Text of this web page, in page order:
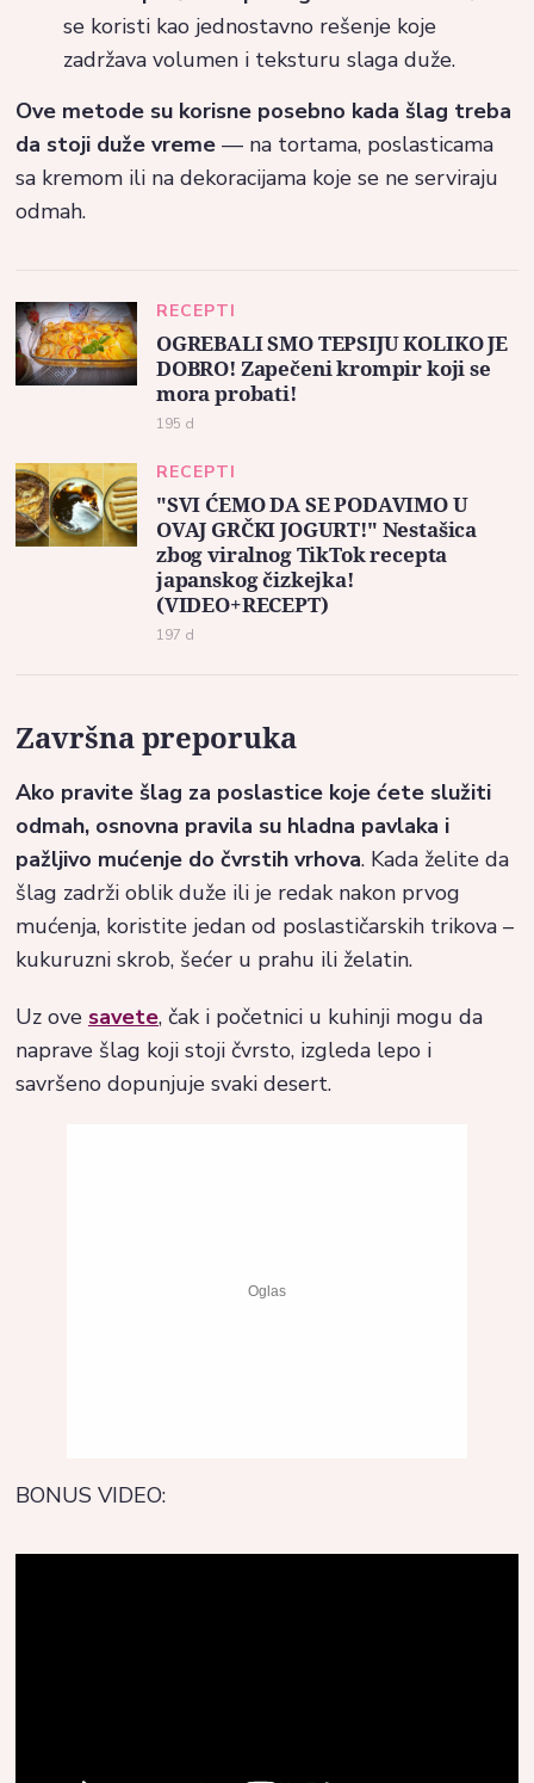
se koristi kao jednostavno rešenje koje
zadržava volumen i teksturu slaga duže.
Ove metode su korisne posebno kada šlag treba
da stoji duže vreme — na tortama, poslasticama
sa kremom ili na dekoracijama koje se ne serviraju
odmah.
RECEPTI
OGREBALI SMO TEPSIJU KOLIKO JE
DOBRO! Zapečeni krompir koji se
mora probati!
195 d
RECEPTI
"SVI ĆEMO DA SE PODAVIMO U
OVAJ GRČKI JOGURT!" Nestašica
zbog viralnog TikTok recepta
japanskog čizkejka!
(VIDEO+RECEPT)
197 d
Završna preporuka
Ako pravite šlag za poslastice koje ćete služiti
odmah, osnovna pravila su hladna pavlaka i
pažljivo mućenje do čvrstih vrhova. Kada želite da
šlag zadrži oblik duže ili je redak nakon prvog
mućenja, koristite jedan od poslastičarskih trikova –
kukuruzni skrob, šećer u prahu ili želatin.
Uz ove savete, čak i početnici u kuhinji mogu da
naprave šlag koji stoji čvrsto, izgleda lepo i
savršeno dopunjuje svaki desert.
BONUS VIDEO: